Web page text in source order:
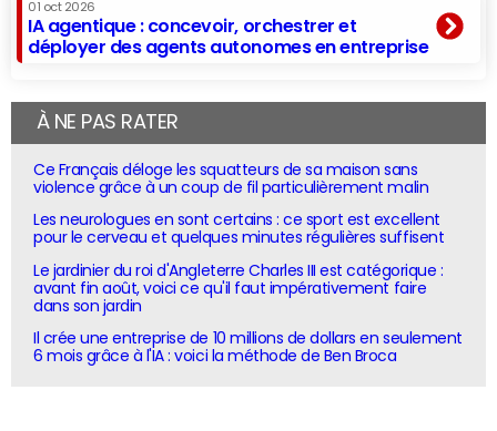
01 oct 2026
IA agentique : concevoir, orchestrer et
déployer des agents autonomes en entreprise
À NE PAS RATER
Ce Français déloge les squatteurs de sa maison sans
violence grâce à un coup de fil particulièrement malin
Les neurologues en sont certains : ce sport est excellent
pour le cerveau et quelques minutes régulières suffisent
Le jardinier du roi d'Angleterre Charles III est catégorique :
avant fin août, voici ce qu'il faut impérativement faire
dans son jardin
Il crée une entreprise de 10 millions de dollars en seulement
6 mois grâce à l'IA : voici la méthode de Ben Broca